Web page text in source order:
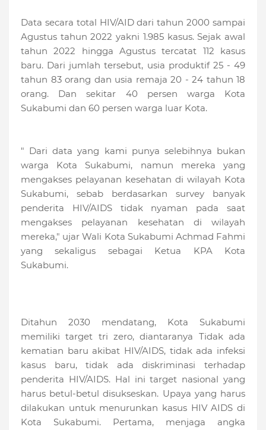
Data secara total HIV/AID dari tahun 2000 sampai
Agustus tahun 2022 yakni 1.985 kasus. Sejak awal
tahun 2022 hingga Agustus tercatat 112 kasus
baru. Dari jumlah tersebut, usia produktif 25 - 49
tahun 83 orang dan usia remaja 20 - 24 tahun 18
orang. Dan sekitar 40 persen warga Kota
Sukabumi dan 60 persen warga luar Kota.
" Dari data yang kami punya selebihnya bukan
warga Kota Sukabumi, namun mereka yang
mengakses pelayanan kesehatan di wilayah Kota
Sukabumi, sebab berdasarkan survey banyak
penderita HIV/AIDS tidak nyaman pada saat
mengakses pelayanan kesehatan di wilayah
mereka," ujar Wali Kota Sukabumi Achmad Fahmi
yang sekaligus sebagai Ketua KPA Kota
Sukabumi.
Ditahun 2030 mendatang, Kota Sukabumi
memiliki target tri zero, diantaranya Tidak ada
kematian baru akibat HIV/AIDS, tidak ada infeksi
kasus baru, tidak ada diskriminasi terhadap
penderita HIV/AIDS. Hal ini target nasional yang
harus betul-betul disukseskan. Upaya yang harus
dilakukan untuk menurunkan kasus HIV AIDS di
Kota Sukabumi. Pertama, menjaga angka